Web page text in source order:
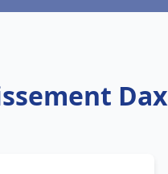
Dax